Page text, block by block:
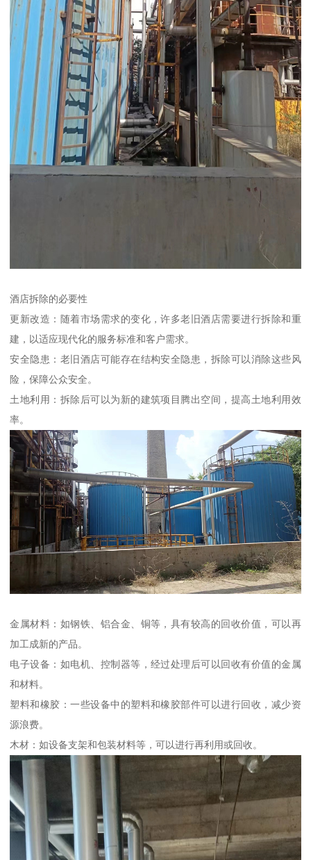
酒店拆除的必要性
更新改造：随着市场需求的变化，许多老旧酒店需要进行拆除和重
建，以适应现代化的服务标准和客户需求。
安全隐患：老旧酒店可能存在结构安全隐患，拆除可以消除这些风
险，保障公众安全。
土地利用：拆除后可以为新的建筑项目腾出空间，提高土地利用效
率。
金属材料：如钢铁、铝合金、铜等，具有较高的回收价值，可以再
加工成新的产品。
电子设备：如电机、控制器等，经过处理后可以回收有价值的金属
和材料。
塑料和橡胶：一些设备中的塑料和橡胶部件可以进行回收，减少资
源浪费。
木材：如设备支架和包装材料等，可以进行再利用或回收。